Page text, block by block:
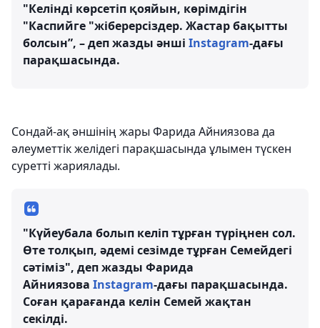
"Келінді көрсетіп қояйын, көрімдігін
"Каспийге "жіберерсіздер. Жастар бақытты
болсын”, – деп жазды әнші Instagram-дағы
парақшасында.
Сондай-ақ әншінің жары Фарида Айниязова да
әлеуметтік желідегі парақшасында ұлымен түскен
суретті жариялады.
"Күйеубала болып келіп тұрған түріңнен сол.
Өте толқып, әдемі сезімде тұрған Семейдегі
сәтіміз", деп жазды Фарида
Айниязова Instagram-дағы парақшасында.
Соған қарағанда келін Семей жақтан
секілді.